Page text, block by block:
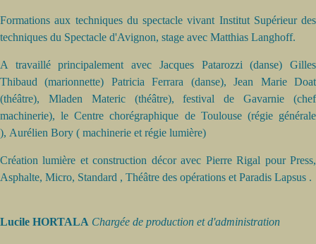
Formations aux techniques du spectacle vivant Institut Supérieur des
techniques du Spectacle d'Avignon, stage avec Matthias Langhoff.
A travaillé principalement avec Jacques Patarozzi (danse) Gilles
Thibaud (marionnette) Patricia Ferrara (danse), Jean Marie Doat
(théâtre), Mladen Materic (théâtre), festival de Gavarnie (chef
machinerie), le Centre chorégraphique de Toulouse (régie générale
), Aurélien Bory ( machinerie et régie lumière)
Création lumière et construction décor avec Pierre Rigal pour Press,
Asphalte, Micro, Standard , Théâtre des opérations et Paradis Lapsus .
Lucile HORTALA Chargée de production et d'administration